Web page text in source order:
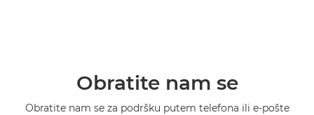
Obratite nam se
Obratite nam se za podršku putem telefona ili e-pošte